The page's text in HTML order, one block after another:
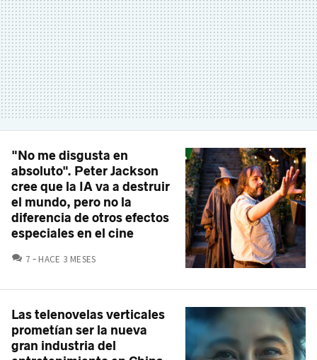
"No me disgusta en
absoluto". Peter Jackson
cree que la IA va a destruir
el mundo, pero no la
diferencia de otros efectos
especiales en el cine
7 COMENTARIOS
HACE 3 MESES
Las telenovelas verticales
prometían ser la nueva
gran industria del